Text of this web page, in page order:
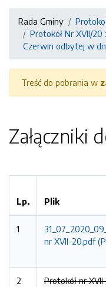
Rada Gminy
Protokół Nr XVII/20
Czerwin odbytej w
Treść do pobrania w
Załączniki
Lp. Plik
1
nr XVII-20.pdf
2
Protokół nr